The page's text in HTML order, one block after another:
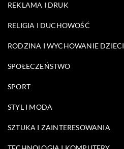
REKLAMA I DRUK
RELIGIA I DUCHOWOŚĆ
RODZINA I WYCHOWANIE DZIECI
SPOŁECZEŃSTWO
SPORT
STYL I MODA
SZTUKA I ZAINTERESOWANIA